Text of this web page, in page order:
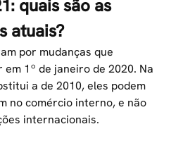
quais são as
atuais?
por mudanças que
1º de janeiro de 2020. Na
a de 2010, eles podem
no comércio interno, e não
internacionais.